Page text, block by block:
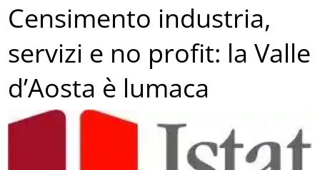
Censimento industria,
servizi e no profit: la Valle
d’Aosta è lumaca